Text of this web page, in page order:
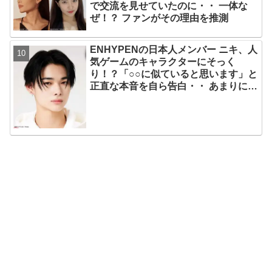
で交流を見せていたのに・・ 一体な
ぜ！？ ファンがその理由を推測
ENHYPENの日本人メンバー ニキ、人
気ゲームのキャラクターにそっく
り！？「○○に似ていると思います」と
正直な本音を自ら告白・・ あまりにも